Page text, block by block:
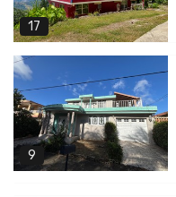
17
9